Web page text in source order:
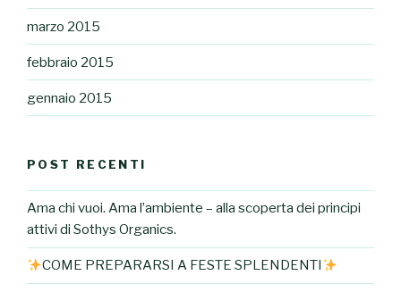
marzo 2015
febbraio 2015
gennaio 2015
POST RECENTI
Ama chi vuoi. Ama l’ambiente – alla scoperta dei principi
attivi di Sothys Organics.
COME PREPARARSI A FESTE SPLENDENTI